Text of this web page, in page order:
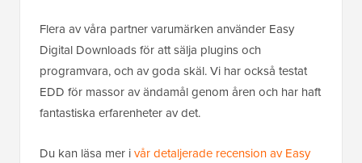
Flera av våra partner varumärken använder Easy
Digital Downloads för att sälja plugins och
programvara, och av goda skäl. Vi har också testat
EDD för massor av ändamål genom åren och har haft
fantastiska erfarenheter av det.
Du kan läsa mer ivår detaljerade recension av Easy